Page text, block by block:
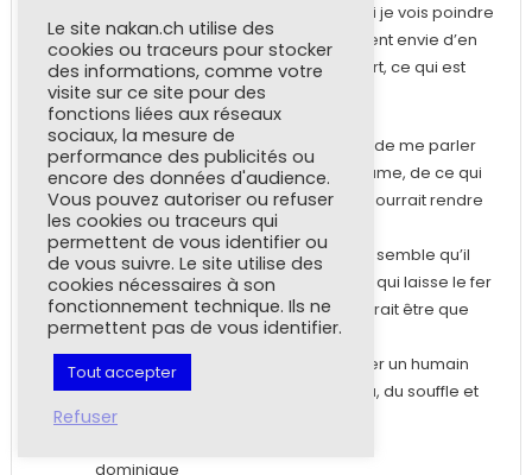
Peu importe, en vous lisant, même si je vois poindre
votre » état d’esprit « , je n’ai nullement envie d’en
savoir plus sur vous, et sur votre sport, ce qui est
plus dommageable.
J’aimerais que vous soyez capable de me parler
de votre motivation, de vos états d’âme, de ce qui
vous passe par les sens, de ce qui pourrait rendre
ce sport sympa…
Et si il y a un vrai défi pour vous, il me semble qu’il
est là, être un homme à part entière qui laisse le fer
à sa place, dans son rôle qui ne devrait être que
secondaire…
Par avance, merci de songer à rester un humain
avec de la peau, des os, un cerveau, du souffle et
des larmes…
dominique
Le site nakan.ch utilise des
cookies ou traceurs pour stocker
des informations, comme votre
visite sur ce site pour des
fonctions liées aux réseaux
sociaux, la mesure de
performance des publicités ou
encore des données d'audience.
Vous pouvez autoriser ou refuser
les cookies ou traceurs qui
permettent de vous identifier ou
de vous suivre. Le site utilise des
cookies nécessaires à son
fonctionnement technique. Ils ne
permettent pas de vous identifier.
Tout accepter
Refuser